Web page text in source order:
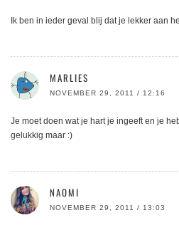
Ik ben in ieder geval blij dat je lekker aan
MARLIES
NOVEMBER 29, 2011 / 12:16
Je moet doen wat je hart je ingeeft en je
gelukkig maar :)
NAOMI
NOVEMBER 29, 2011 / 13:03